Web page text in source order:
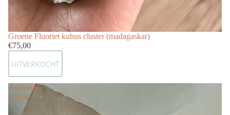
Uitverkocht
Groene Fluoriet kubus cluster (madagaskar)
€75,00
UITVERKOCHT
Arkansas
kristal